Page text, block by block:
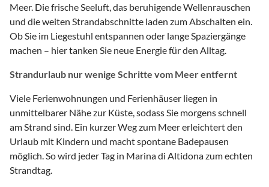
Meer. Die frische Seeluft, das beruhigende Wellenrauschen
und die weiten Strandabschnitte laden zum Abschalten ein.
Ob Sie im Liegestuhl entspannen oder lange Spaziergänge
machen – hier tanken Sie neue Energie für den Alltag.
Strandurlaub nur wenige Schritte vom Meer entfernt
Viele Ferienwohnungen und Ferienhäuser liegen in
unmittelbarer Nähe zur Küste, sodass Sie morgens schnell
am Strand sind. Ein kurzer Weg zum Meer erleichtert den
Urlaub mit Kindern und macht spontane Badepausen
möglich. So wird jeder Tag in Marina di Altidona zum echten
Strandtag.